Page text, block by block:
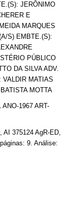
JERÔNIMO
E
MARQUES
S) EMBTE.(S):
PÚBLICO
DA SILVA ADV.
VALDIR MATIAS
MOTTA
ANO-1967 ART-
AI 375124 AgR-ED,
9. Análise: